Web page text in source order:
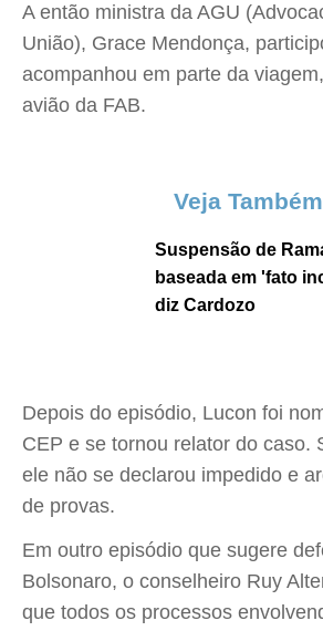
A então ministra da AGU
União), Grace Mendonça,
acompanhou em parte da
avião da FAB.
Veja Também
Suspensão de
baseada em 'fato
diz Cardozo
Depois do episódio, Lucon foi
CEP e se tornou relator do caso.
ele não se declarou impedido e
de provas.
Em outro episódio que sugere
Bolsonaro, o conselheiro Ruy
que todos os processos